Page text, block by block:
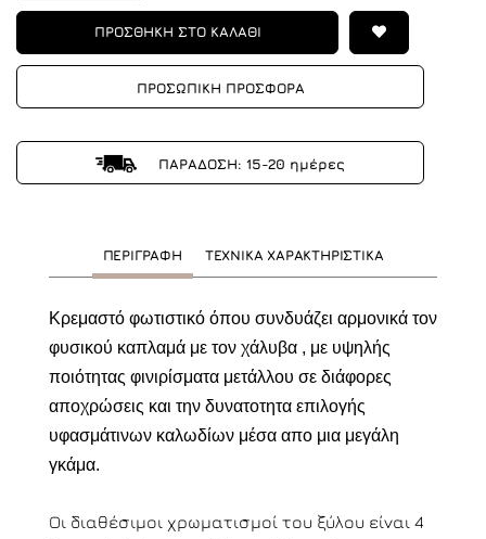
ΠΡΟΣΘΗΚΗ ΣΤΟ ΚΑΛΑΘΙ
ΠΡΟΣΩΠΙΚΗ ΠΡΟΣΦΟΡΑ
ΠΑΡΑΔΟΣΗ: 15-20 ημέρες
ΠΕΡΙΓΡΑΦΗ ΤΕΧΝΙΚΑ ΧΑΡΑΚΤΗΡΙΣΤΙΚΑ
Κρεμαστό φωτιστικό όπου συνδυάζει αρμονικά τον
φυσικού καπλαμά με τον χάλυβα , με υψηλής
ποιότητας φινιρίσματα μετάλλου σε διάφορες
αποχρώσεις και την δυνατοτητα επιλογής
υφασμάτινων καλωδίων μέσα απο μια μεγάλη
γκάμα.
Οι διαθέσιμοι χρωματισμοί του ξύλου είναι 4